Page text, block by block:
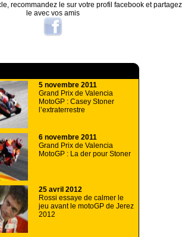
recommandez le sur votre profil facebook et partagez
le avec vos amis
5 novembre 2011
Grand Prix de Valencia
MotoGP : Casey Stoner
l’extraterrestre
6 novembre 2011
Grand Prix de Valencia
MotoGP : La der pour Stoner
25 avril 2012
Rossi essaye de calmer le
jeu avant le motoGP de Jerez
2012